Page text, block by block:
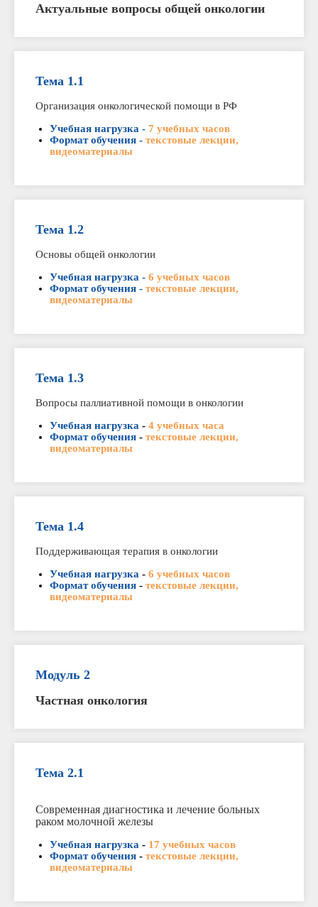
Актуальные вопросы общей онкологии
Тема 1.1
Организация онкологической помощи в РФ
Учебная нагрузка - 7 учебных часов
Формат обучения - текстовые лекции,
видеоматериалы
Тема 1.2
Основы общей онкологии
Учебная нагрузка - 6 учебных часов
Формат обучения - текстовые лекции,
видеоматериалы
Тема 1.3
Вопросы паллиативной помощи в онкологии
Учебная нагрузка - 4 учебных часа
Формат обучения - текстовые лекции,
видеоматериалы
Тема 1.4
Поддерживающая терапия в онкологии
Учебная нагрузка - 6 учебных часов
Формат обучения - текстовые лекции,
видеоматериалы
Модуль 2
Частная онкология
Тема 2.1
Современная диагностика и лечение больных
раком молочной железы
Учебная нагрузка - 17 учебных часов
Формат обучения - текстовые лекции,
видеоматериалы